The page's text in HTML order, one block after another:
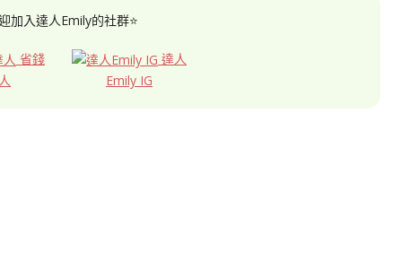
加入達人Emily的社群⭐
省錢
達人
Emily IG